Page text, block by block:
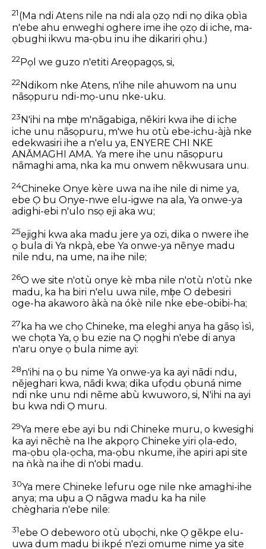
21(Ma ndi Atens nile na ndi ala ọzọ ndi nọ dika ọbìa
n'ebe ahu enweghi oghere ime ihe ọzọ di iche, ma-
ọbughi ikwu ma-ọbu inu ihe dikariri ọhu.)
22Pọl we guzo n'etiti Areọpagọs, si,
22 Ndikom nke Atens, n'ihe nile ahuwom na unu
nāsọpuru ndi-mọ-unu nke-uku.
23 N'ihi na mb͕e m'nāgabiga, nēkiri kwa ihe di iche
iche unu nāsọpuru, m'we hu otù ebe-ichu-àjà nke
edekwasiri ihe a n'elu ya, ENYERE CHI NKE
ANĀMAGHI AMA. Ya mere ihe unu nāsọpuru
nāmaghi ama, nka ka mu onwem nēkwusara unu.
24Chineke Onye kère uwa na ihe nile di nime ya,
ebe Ọ bu Onye-nwe elu-igwe na ala, Ya onwe-ya
adighi-ebi n'ulo nsọ eji aka wu;
25ejighi kwa aka madu jere ya ozi, dika o nwere ihe
ọ bula di Ya nkpà, ebe Ya onwe-ya nēnye madu
nile ndu, na ume, na ihe nile;
26O we site n'otù onye kè mba nile n'otù n'otù nke
madu, ka ha biri n'elu uwa nile, mb͕e O debesiri
oge-ha akaworo àkà na ókè nile nke ebe-obibi-ha;
27 ka ha we chọ Chineke, ma eleghi anya ha gāsọ ìsì,
we chọta Ya, ọ bu ezie na Ọ nọghi n'ebe di anya
n'aru onye ọ bula nime ayi:
28n'ihi na ọ bu nime Ya onwe-ya ka ayi nādi ndu,
nējeghari kwa, nādi kwa; dika ufọdu ọbuná nime
ndi nke unu ndi nēme abù kwuworo, si, N'ihi na ayi
bu kwa ndi Ọ muru.
29Ya mere ebe ayi bu ndi Chineke muru, o kwesighi
ka ayi nēchè na Ihe akpọrọ Chineke yiri ọla-edo,
ma-ọbu ọla-ọcha, ma-ọbu nkume, ihe apiri api site
na ǹkà na ihe di n'obi madu.
30Ya mere Chineke lefuru oge nile nke amaghi-ihe
anya; ma ub͕u a Ọ nāgwa madu ka ha nile
chègharia n'ebe nile:
31ebe O debeworo otù ubọchi, nke Ọ gēkpe elu-
uwa dum madu bi ikpé n'ezi omume nime ya site